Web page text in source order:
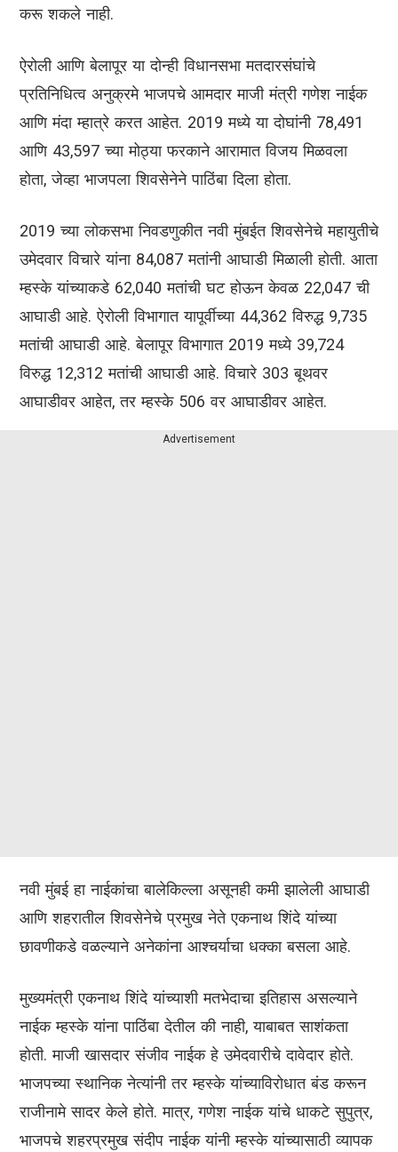
करू शकले नाही.
ऐरोली आणि बेलापूर या दोन्ही विधानसभा मतदारसंघांचे
प्रतिनिधित्व अनुक्रमे भाजपचे आमदार माजी मंत्री गणेश नाईक
आणि मंदा म्हात्रे करत आहेत. 2019 मध्ये या दोघांनी 78,491
आणि 43,597 च्या मोठ्या फरकाने आरामात विजय मिळवला
होता, जेव्हा भाजपला शिवसेनेने पाठिंबा दिला होता.
2019 च्या लोकसभा निवडणुकीत नवी मुंबईत शिवसेनेचे महायुतीचे
उमेदवार विचारे यांना 84,087 मतांनी आघाडी मिळाली होती. आता
म्हस्के यांच्याकडे 62,040 मतांची घट होऊन केवळ 22,047 ची
आघाडी आहे. ऐरोली विभागात यापूर्वीच्या 44,362 विरुद्ध 9,735
मतांची आघाडी आहे. बेलापूर विभागात 2019 मध्ये 39,724
विरुद्ध 12,312 मतांची आघाडी आहे. विचारे 303 बूथवर
आघाडीवर आहेत, तर म्हस्के 506 वर आघाडीवर आहेत.
Advertisement
नवी मुंबई हा नाईकांचा बालेकिल्ला असूनही कमी झालेली आघाडी
आणि शहरातील शिवसेनेचे प्रमुख नेते एकनाथ शिंदे यांच्या
छावणीकडे वळल्याने अनेकांना आश्चर्याचा धक्का बसला आहे.
मुख्यमंत्री एकनाथ शिंदे यांच्याशी मतभेदाचा इतिहास असल्याने
नाईक म्हस्के यांना पाठिंबा देतील की नाही, याबाबत साशंकता
होती. माजी खासदार संजीव नाईक हे उमेदवारीचे दावेदार होते.
भाजपच्या स्थानिक नेत्यांनी तर म्हस्के यांच्याविरोधात बंड करून
राजीनामे सादर केले होते. मात्र, गणेश नाईक यांचे धाकटे सुपुत्र,
भाजपचे शहरप्रमुख संदीप नाईक यांनी म्हस्के यांच्यासाठी व्यापक